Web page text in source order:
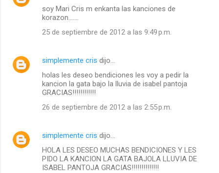
soy Mari Cris m enkanta las kanciones de
korazon.......
25 de septiembre de 2012 a las 9:49 p.m.
simplemente cris dijo…
holas les deseo bendiciones les voy a pedir la
kancion la gata bajo la lluvia de isabel pantoja
GRACIAS!!!!!!!!!!!!
26 de septiembre de 2012 a las 2:55 p.m.
simplemente cris dijo…
HOLA LES DESEO MUCHAS BENDICIONES Y LES
PIDO LA KANCION LA GATA BAJOLA LLUVIA DE
ISABEL PANTOJA GRACIAS!!!!!!!!!!!!!!